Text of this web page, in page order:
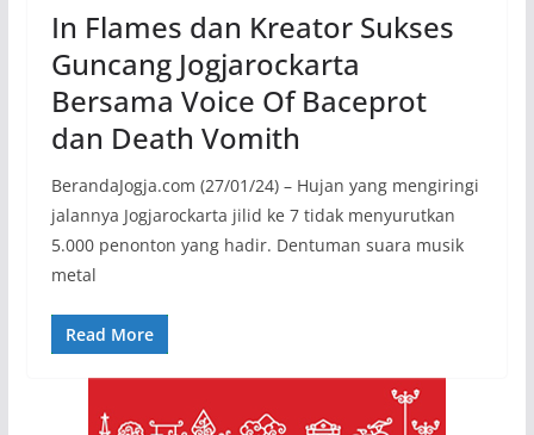
In Flames dan Kreator Sukses
Guncang Jogjarockarta
Bersama Voice Of Baceprot
dan Death Vomith
BerandaJogja.com (27/01/24) – Hujan yang mengiringi
jalannya Jogjarockarta jilid ke 7 tidak menyurutkan
5.000 penonton yang hadir. Dentuman suara musik
metal
Read More